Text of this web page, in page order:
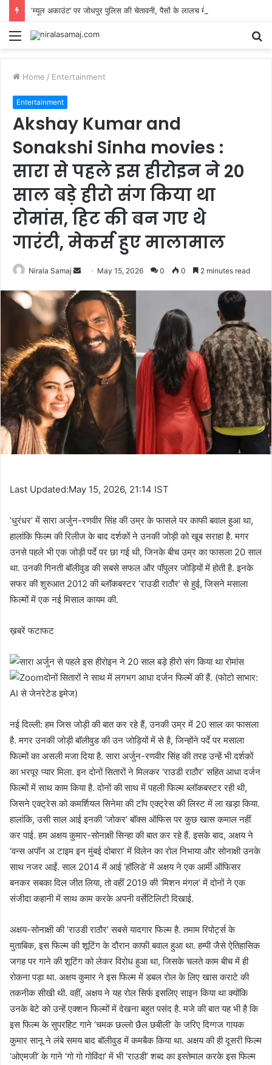
Menu
Home / Entertainment
Entertainment
Akshay Kumar and
Sonakshi Sinha movies :
सारा से पहले इस हीरोइन ने 20
साल बड़े हीरो संग किया था
रोमांस, हिट की बन गए थे
गारंटी, मेकर्स हुए मालामाल
Nirala Samaj
Send
email
May 15, 2026 0 0 2 minutes read
Last Updated:May 15, 2026, 21:14 IST
‘धुरंधर’ में सारा अर्जुन-रणवीर सिंह की उम्र के फासले पर काफी बवाल हुआ था,
हालांकि फिल्म की रिलीज के बाद दर्शकों ने उनकी जोड़ी को खूब सराहा है. मगर
उनसे पहले भी एक जोड़ी पर्दे पर छा गई थी, जिनके बीच उम्र का फासला 20 साल
था. उनकी गिनती बॉलीवुड की सबसे सफल और पॉपुलर जोड़ियों में होती है. इनके
सफर की शुरुआत 2012 की ब्लॉकबस्टर ‘राउडी राठौर’ से हुई, जिसने मसाला
फिल्मों में एक नई मिसाल कायम की.
ख़बरें फटाफट
दोनों सितारों ने साथ में लगभग आधा दर्जन फिल्में की हैं. (फोटो साभार:
AI से जेनरेटेड इमेज)
नई दिल्ली: हम जिस जोड़ी की बात कर रहे हैं, उनकी उम्र में 20 साल का फासला
है. मगर उनकी जोड़ी बॉलीवुड की उन जोड़ियों में से है, जिन्होंने पर्दे पर मसाला
फिल्मों का असली मजा दिया है. सारा अर्जुन-रणवीर सिंह की तरह उन्हें भी दर्शकों
का भरपूर प्यार मिला. इन दोनों सितारों ने मिलकर ‘राउडी राठौर’ सहित आधा दर्जन
फिल्मों में साथ काम किया है. दोनों की साथ में पहली फिल्म ब्लॉकबस्टर रही थी,
जिसने एक्ट्रेस को कमर्शियल सिनेमा की टॉप एक्ट्रेस की लिस्ट में ला खड़ा किया.
हालांकि, उसी साल आई इनकी ‘जोकर’ बॉक्स ऑफिस पर कुछ खास कमाल नहीं
कर पाई. हम अक्षय कुमार-सोनाक्षी सिन्हा की बात कर रहे हैं. इसके बाद, अक्षय ने
‘वन्स अपॉन अ टाइम इन मुंबई दोबारा’ में विलेन का रोल निभाया और सोनाक्षी उनके
साथ नजर आईं. साल 2014 में आई ‘हॉलिडे’ में अक्षय ने एक आर्मी ऑफिसर
बनकर सबका दिल जीत लिया, तो वहीं 2019 की ‘मिशन मंगल’ में दोनों ने एक
संजीदा कहानी में साथ काम करके अपनी वर्सेटिलिटी दिखाई.
अक्षय-सोनाक्षी की ‘राउडी राठौर’ सबसे यादगार फिल्म है. तमाम रिपोर्ट्स के
मुताबिक, इस फिल्म की शूटिंग के दौरान काफी बवाल हुआ था. हम्पी जैसे ऐतिहासिक
जगह पर गाने की शूटिंग को लेकर विरोध हुआ था, जिसके चलते काम बीच में ही
रोकना पड़ा था. अक्षय कुमार ने इस फिल्म में डबल रोल के लिए खास कराटे की
तकनीक सीखी थी. वहीं, अक्षय ने यह रोल सिर्फ इसलिए साइन किया था क्योंकि
उनके बेटे को उन्हें एक्शन फिल्मों में देखना बहुत पसंद है. मजे की बात यह भी है कि
इस फिल्म के सुपरहिट गाने ‘चमक छल्लो छैल छबीली’ के जरिए दिग्गज गायक
कुमार सानू ने लंबे समय बाद बॉलीवुड में कमबैक किया था. अक्षय की ही दूसरी फिल्म
‘ओएमजी’ के गाने ‘गो गो गोविंदा’ में भी ‘राउडी’ शब्द का इस्तेमाल करके इस फिल्म